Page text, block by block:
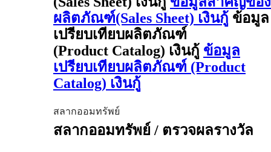
ผลิตภัณฑ์(Sales Sheet) เงินกู้ ข้อมูล
เปรียบเทียบผลิตภัณฑ์
(Product Catalog) เงินกู้ ข้อมูล
เปรียบเทียบผลิตภัณฑ์ (Product
Catalog) เงินกู้
สลากออมทรัพย์
สลากออมทรัพย์ / ตรวจผลรางวัล